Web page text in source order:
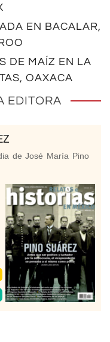
EN BACALAR,
DE MAÍZ EN LA
OAXACA
EDITORA
de José María Pino